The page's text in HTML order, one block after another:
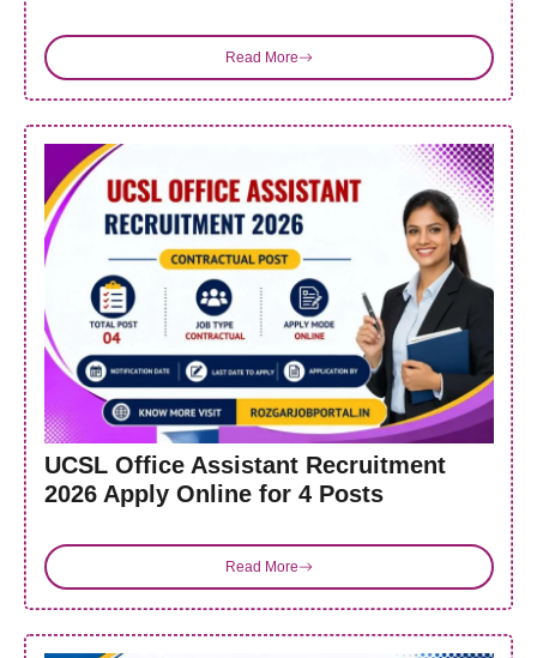
Read More
UCSL Office Assistant Recruitment
2026 Apply Online for 4 Posts
Read More